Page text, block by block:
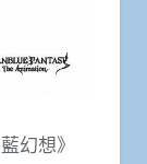
幻想》